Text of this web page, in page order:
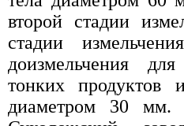
второй стадии
стадии
доизмельчения
тонких продуктов
диаметром 30